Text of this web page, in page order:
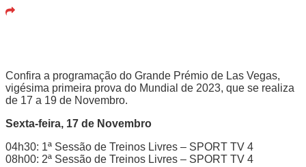
Confira a programação do Grande Prémio de Las Vegas,
vigésima primeira prova do Mundial de 2023, que se realiza
de 17 a 19 de Novembro.
Sexta-feira, 17 de Novembro
04h30: 1ª Sessão de Treinos Livres – SPORT TV 4
08h00: 2ª Sessão de Treinos Livres – SPORT TV 4